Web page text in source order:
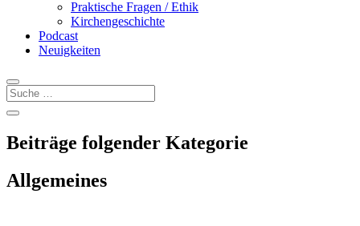
Praktische Fragen / Ethik
Kirchengeschichte
Podcast
Neuigkeiten
Beiträge folgender Kategorie
Allgemeines